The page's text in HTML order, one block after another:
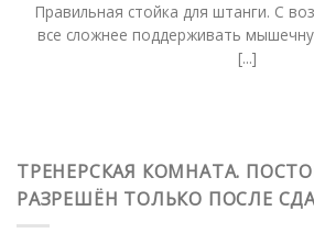
ТРЕНЕРСКАЯ КОМНАТА.
РАЗРЕШЁН ТОЛЬКО ПОСЛЕ
Правильная стойка для штанги. С
все сложнее поддерживать
[...]